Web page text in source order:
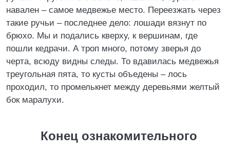
навален – самое медвежье место. Переезжать через
такие ручьи – последнее дело: лошади вязнут по
брюхо. Мы и подались кверху, к вершинам, где
пошли кедрачи. А троп много, потому зверья до
черта, всюду видны следы. То вдавилась медвежья
треугольная пята, то кусты объедены – лось
проходил, то промелькнет между деревьями желтый
бок маралухи.
Конец ознакомительного